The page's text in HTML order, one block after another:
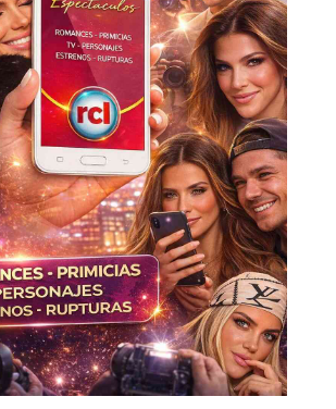
Don't miss
out!
Sing up for our newsletter
to stay in the loop.
SUBSCRIBE